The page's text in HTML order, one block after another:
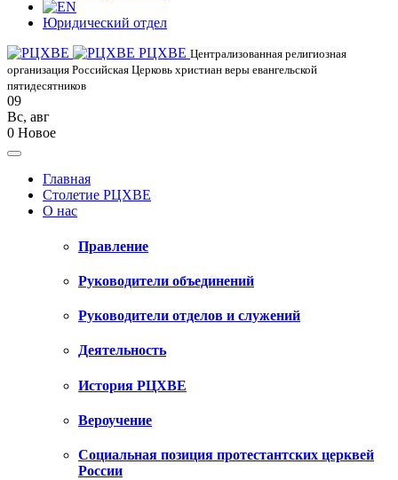
Юридический отдел
РЦХВЕ Централизованная религиозная
организация Российская Церковь христиан веры евангельской
пятидесятников
09
Вс, авг
0 Новое
Главная
Столетие РЦХВЕ
О нас
Правление
Руководители объединений
Руководители отделов и служений
Деятельность
История РЦХВЕ
Вероучение
Социальная позиция протестантских церквей
России